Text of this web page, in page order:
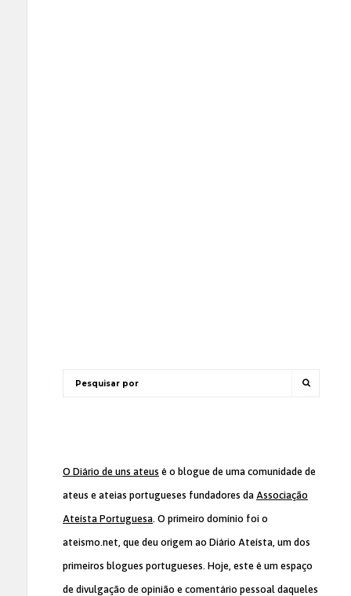
O Diário de uns ateus é o blogue de uma comunidade de
ateus e ateias portugueses fundadores da Associação
Ateísta Portuguesa. O primeiro domínio foi o
ateismo.net, que deu origem ao Diário Ateísta, um dos
primeiros blogues portugueses. Hoje, este é um espaço
de divulgação de opinião e comentário pessoal daqueles